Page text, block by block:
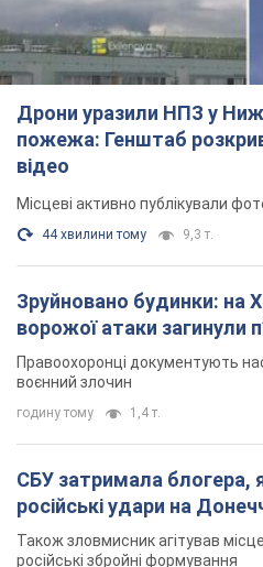
44 хвилини тому
Зруйновано будинки: на
ворожої атаки загинули
Правоохоронці документують
воєнний злочин
годину тому 1,4 т.
СБУ затримала блогера,
російські удари на
Також зловмисник агітував
російські збройні формування
2 години тому 1,3 т.